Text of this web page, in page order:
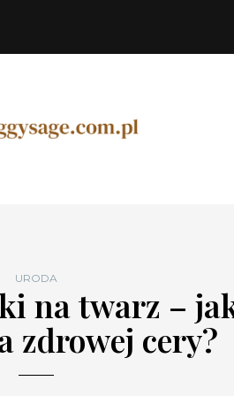
URODA
na twarz –
zdrowej cery?